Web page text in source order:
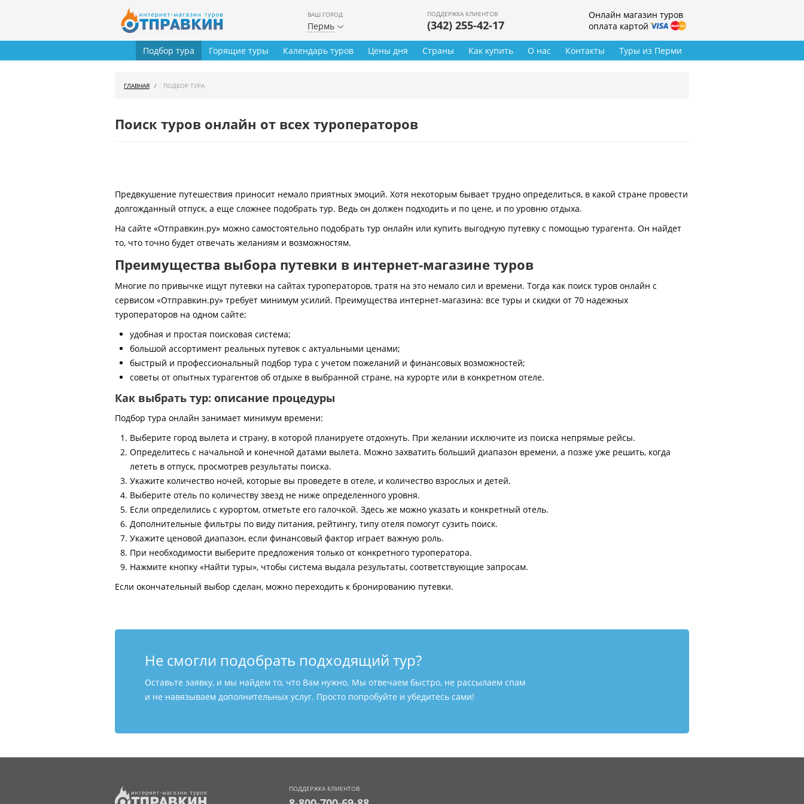
ВАШ ГОРОД
Пермь
ПОДДЕРЖКА КЛИЕНТОВ
(342) 255-42-17
Онлайн магазин туров
оплата картой
Туры из Перми
Подбор тура Горящие туры Календарь туров Цены дня Страны Как купить О нас Контакты
ГЛАВНАЯ ПОДБОР ТУРА
Поиск туров онлайн от всех туроператоров
Предвкушение путешествия приносит немало приятных эмоций. Хотя некоторым бывает трудно определиться, в какой стране провести
долгожданный отпуск, а еще сложнее подобрать тур. Ведь он должен подходить и по цене, и по уровню отдыха.
На сайте «Отправкин.ру» можно самостоятельно подобрать тур онлайн или купить выгодную путевку с помощью турагента. Он найдет
то, что точно будет отвечать желаниям и возможностям.
Преимущества выбора путевки в интернет-магазине туров
Многие по привычке ищут путевки на сайтах туроператоров, тратя на это немало сил и времени. Тогда как поиск туров онлайн с
сервисом «Отправкин.ру» требует минимум усилий. Преимущества интернет-магазина: все туры и скидки от 70 надежных
туроператоров на одном сайте;
удобная и простая поисковая система;
большой ассортимент реальных путевок с актуальными ценами;
быстрый и профессиональный подбор тура с учетом пожеланий и финансовых возможностей;
советы от опытных турагентов об отдыхе в выбранной стране, на курорте или в конкретном отеле.
Как выбрать тур: описание процедуры
Подбор тура онлайн занимает минимум времени:
Выберите город вылета и страну, в которой планируете отдохнуть. При желании исключите из поиска непрямые рейсы.
Определитесь с начальной и конечной датами вылета. Можно захватить больший диапазон времени, а позже уже решить, когда
лететь в отпуск, просмотрев результаты поиска.
Укажите количество ночей, которые вы проведете в отеле, и количество взрослых и детей.
Выберите отель по количеству звезд не ниже определенного уровня.
Если определились с курортом, отметьте его галочкой. Здесь же можно указать и конкретный отель.
Дополнительные фильтры по виду питания, рейтингу, типу отеля помогут сузить поиск.
Укажите ценовой диапазон, если финансовый фактор играет важную роль.
При необходимости выберите предложения только от конкретного туроператора.
Нажмите кнопку «Найти туры», чтобы система выдала результаты, соответствующие запросам.
Если окончательный выбор сделан, можно переходить к бронированию путевки.
Не смогли подобрать подходящий тур?
Оставьте заявку, и мы найдем то, что Вам нужно. Мы отвечаем быстро, не рассылаем спам
и не навязываем дополнительных услуг. Просто попробуйте и убедитесь сами!
ПОДДЕРЖКА КЛИЕНТОВ